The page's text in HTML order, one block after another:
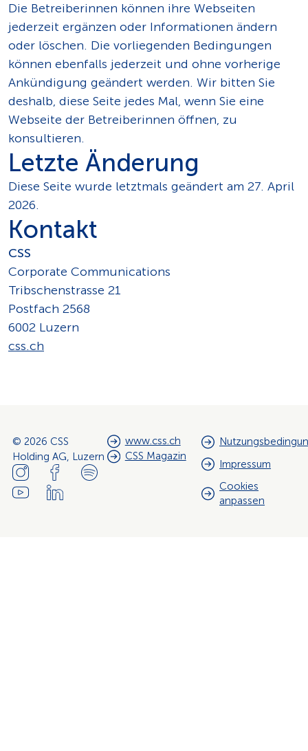
Die Betreiberinnen können ihre Webseiten
jederzeit ergänzen oder Informationen ändern
oder löschen. Die vorliegenden Bedingungen
können ebenfalls jederzeit und ohne vorherige
Ankündigung geändert werden. Wir bitten Sie
deshalb, diese Seite jedes Mal, wenn Sie eine
Webseite der Betreiberinnen öffnen, zu
konsultieren.
Letzte Änderung
Diese Seite wurde letztmals geändert am 27. April
2026.
Kontakt
CSS
Corporate Communications
Tribschenstrasse 21
Postfach 2568
6002 Luzern
css.ch
© 2026 CSS
Holding AG, Luzern
www.css.ch
CSS Magazin
Impressum
Cookies
anpassen